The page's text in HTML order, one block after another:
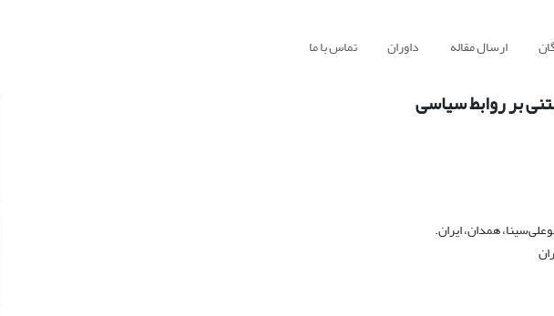
ارسال مقاله داوران تماس با ما
بر روابط سیاسی
همدان، ایران.